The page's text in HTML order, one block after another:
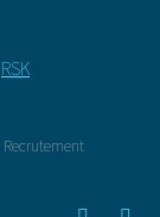
RSK
Recrutement